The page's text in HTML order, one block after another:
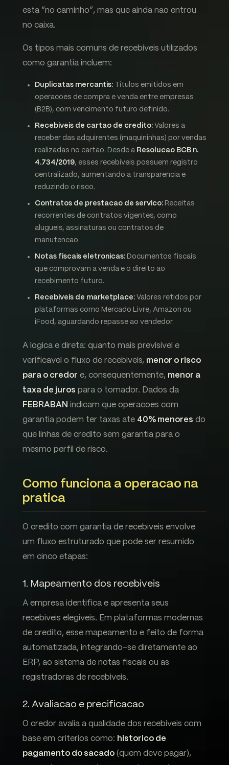
esta “no caminho”, mas que ainda nao entrou
no caixa.
Os tipos mais comuns de recebiveis utilizados
como garantia incluem:
Duplicatas mercantis: Titulos emitidos em
operacoes de compra e venda entre empresas
(B2B), com vencimento futuro definido.
Recebiveis de cartao de credito: Valores a
receber das adquirentes (maquininhas) por vendas
realizadas no cartao. Desde a Resolucao BCB n.
4.734/2019, esses recebiveis possuem registro
centralizado, aumentando a transparencia e
reduzindo o risco.
Contratos de prestacao de servico: Receitas
recorrentes de contratos vigentes, como
alugueis, assinaturas ou contratos de
manutencao.
Notas fiscais eletronicas: Documentos fiscais
que comprovam a venda e o direito ao
recebimento futuro.
Recebiveis de marketplace: Valores retidos por
plataformas como Mercado Livre, Amazon ou
iFood, aguardando repasse ao vendedor.
A logica e direta: quanto mais previsivel e
verificavel o fluxo de recebiveis, menor o risco
para o credor e, consequentemente, menor a
taxa de juros para o tomador. Dados da
FEBRABAN indicam que operacoes com
garantia podem ter taxas ate 40% menores do
que linhas de credito sem garantia para o
mesmo perfil de risco.
Como funciona a operacao na
pratica
O credito com garantia de recebiveis envolve
um fluxo estruturado que pode ser resumido
em cinco etapas:
1. Mapeamento dos recebiveis
A empresa identifica e apresenta seus
recebiveis elegiveis. Em plataformas modernas
de credito, esse mapeamento e feito de forma
automatizada, integrando-se diretamente ao
ERP, ao sistema de notas fiscais ou as
registradoras de recebiveis.
2. Avaliacao e precificacao
O credor avalia a qualidade dos recebiveis com
base em criterios como: historico de
pagamento do sacado (quem deve pagar),